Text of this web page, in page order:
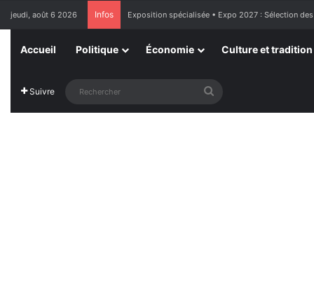
jeudi, août 6 2026 Infos Exposition spécialisée • Expo 2027 : Sélection
Accueil Politique Économie Culture et tradition
Suivre